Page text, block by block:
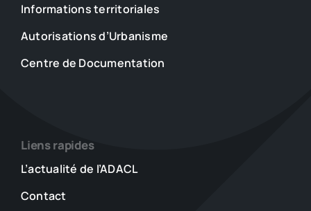
Informations territoriales
Autorisations d’Urbanisme
Centre de Documentation
Liens rapides
L’actualité de l’ADACL
Contact